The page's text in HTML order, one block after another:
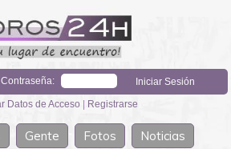
Contraseña:
Datos de Acceso | Registrarse
Gente Fotos
Noticias